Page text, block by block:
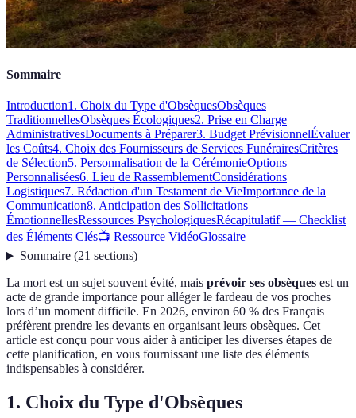
Sommaire
Introduction1. Choix du Type d'ObsèquesObsèques
TraditionnellesObsèques Écologiques2. Prise en Charge
AdministrativesDocuments à Préparer3. Budget PrévisionnelÉvaluer
les Coûts4. Choix des Fournisseurs de Services FunérairesCritères
de Sélection5. Personnalisation de la CérémonieOptions
Personnalisées6. Lieu de RassemblementConsidérations
Logistiques7. Rédaction d'un Testament de VieImportance de la
Communication8. Anticipation des Sollicitations
ÉmotionnellesRessources PsychologiquesRécapitulatif — Checklist
des Éléments Clés📺 Ressource VidéoGlossaire
Sommaire(21 sections)
La mort est un sujet souvent évité, mais prévoir ses obsèques est un
acte de grande importance pour alléger le fardeau de vos proches
lors d’un moment difficile. En 2026, environ 60 % des Français
préfèrent prendre les devants en organisant leurs obsèques. Cet
article est conçu pour vous aider à anticiper les diverses étapes de
cette planification, en vous fournissant une liste des éléments
indispensables à considérer.
1. Choix du Type d'Obsèques